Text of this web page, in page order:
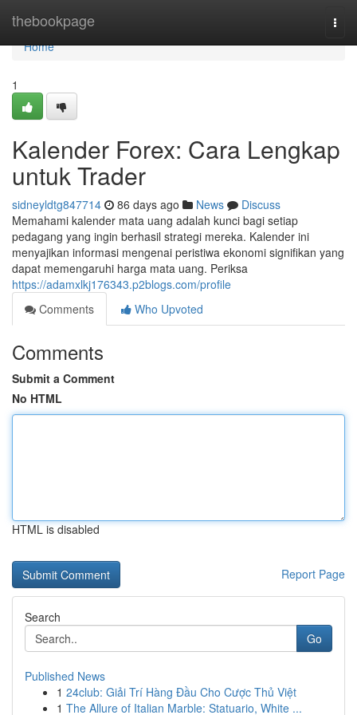
thebookpage
Home
Home
1
Kalender Forex: Cara Lengkap
untuk Trader
sidneyldtg847714 86 days ago News
Discuss
Memahami kalender mata uang adalah kunci bagi setiap
pedagang yang ingin berhasil strategi mereka. Kalender ini
menyajikan informasi mengenai peristiwa ekonomi signifikan yang
dapat memengaruhi harga mata uang. Periksa
https://adamxlkj176343.p2blogs.com/profile
Comments
Who Upvoted
Comments
Submit a Comment
No HTML
HTML is disabled
Report Page
Search
Go
Published News
1 24club: Giải Trí Hàng Đầu Cho Cược Thủ Việt
1 The Allure of Italian Marble: Statuario, White ...